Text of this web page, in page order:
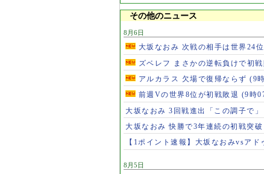
その他のニュース
8月6日
大坂なおみ 次戦の相手は世界24位
ズベレフ まさかの逆転負けで初戦
アルカラス 欠場で復帰ならず (9
前週Vの世界8位が初戦敗退 (9時
大坂なおみ 3回戦進出「この調子で」
大坂なおみ 快勝で3年連続の初戦突破
【1ポイント速報】大坂なおみvsアド
8月5日